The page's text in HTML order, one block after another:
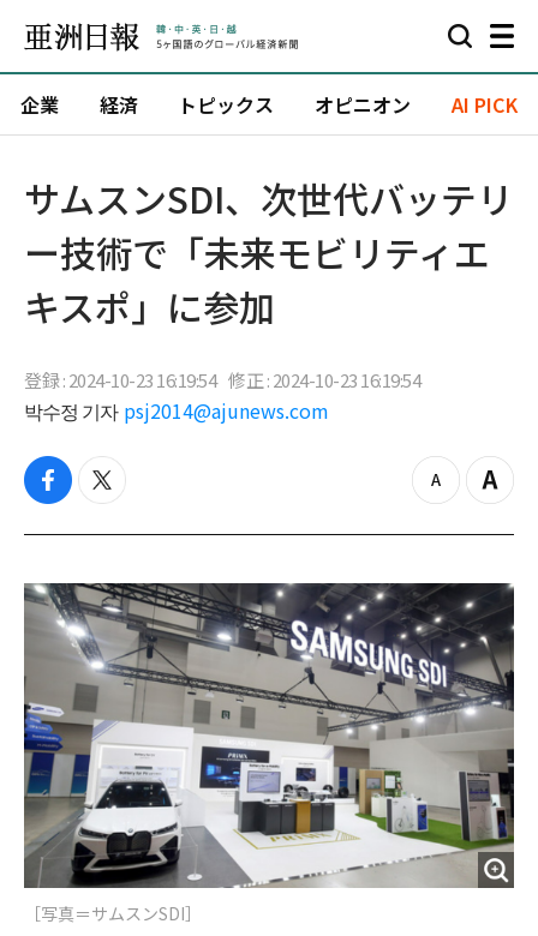
企業 経済 トピックス オピニオン AI PICK
サムスンSDI、次世代バッテリ
ー技術で「未来モビリティエ
キスポ」に参加
登録 : 2024-10-23 16:19:54 修正 : 2024-10-23 16:19:54
박수정 기자 psj2014@ajunews.com
f
c
b
o
o
t
i
t
e
r
z
o
o
u
t
Z
o
i
［写真＝サムスンSDI］